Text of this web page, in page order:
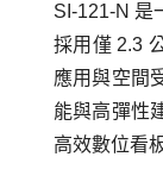
SI-121-N 是
採用僅 2.3
應用與空間
能與高彈性
高效數位看